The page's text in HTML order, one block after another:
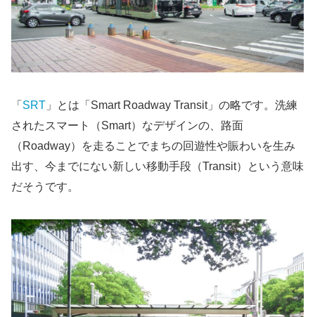
「 SRT 」とは「Smart Roadway Transit」の略です。洗練
されたスマート（Smart）なデザインの、路面
（Roadway）を走ることでまちの回遊性や賑わいを生み
出す、今までにない新しい移動手段（Transit）という意味
だそうです。